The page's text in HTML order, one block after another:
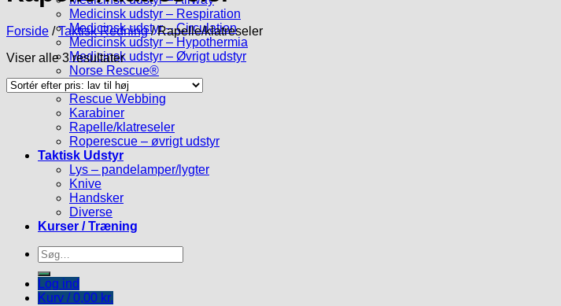
Medicinsk udstyr – Respiration
Medicinsk udstyr – Circulation
Medicinsk udstyr – Hypothermia
Medicinsk udstyr – Øvrigt udstyr
Norse Rescue®
Taktisk Redning
Rescue Webbing
Karabiner
Rapelle/klatreseler
Roperescue – øvrigt udstyr
Taktisk Udstyr
Lys – pandelamper/lygter
Knive
Handsker
Diverse
Kurser / Træning
Søg
efter:
Log ind
Kurv /0,00 kr.
Forside / Taktisk Redning /Rapelle/klatreseler
Viser alle 3 resultater